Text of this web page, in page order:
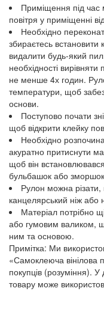
Приміщення під
повітря у приміщенні
Необхідно
збираєтесь встановити
видалити будь-який
необхідності
не менше 4х годин.
температури, щоб
основи.
Поступово почати
щоб відкрити клейку
Необхідно
акуратно притиснути
щоб він
бульбашок або
Рулон можна
канцелярський ніж або
Матеріал потрібно
або гумовим валиком,
ним та основою.
Примітка: Ми
«Самоклеюча вінілова
покупців (розуміння).
товару може